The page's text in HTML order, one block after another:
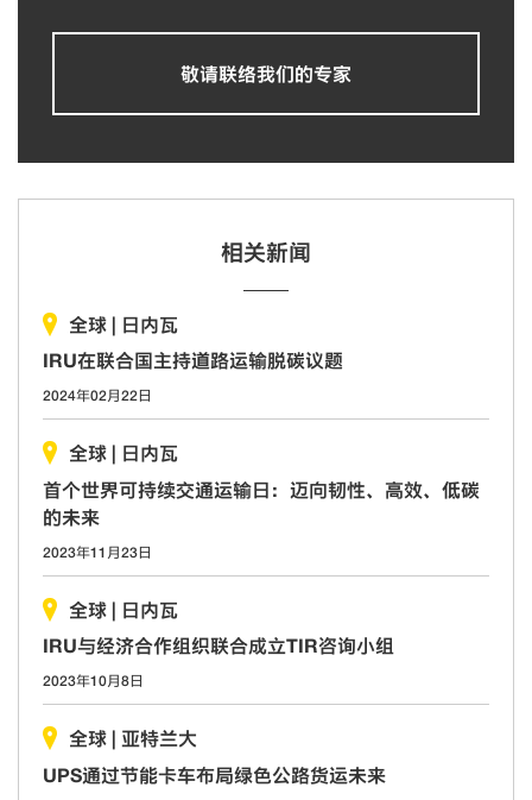
敬请联络我们的专家
相关新闻
全球 | 日内瓦
IRU在联合国主持道路运输脱碳议题
2024年02月22日
全球 | 日内瓦
首个世界可持续交通运输日：迈向韧性、高效、低碳
的未来
2023年11月23日
全球 | 日内瓦
IRU与经济合作组织联合成立TIR咨询小组
2023年10月8日
全球 | 亚特兰大
UPS通过节能卡车布局绿色公路货运未来